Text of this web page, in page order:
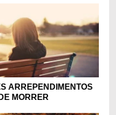
ARREPENDIMENTOS
MORRER